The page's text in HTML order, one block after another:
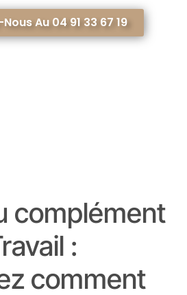
Au 04 91 33 67 19
complément
:
comment